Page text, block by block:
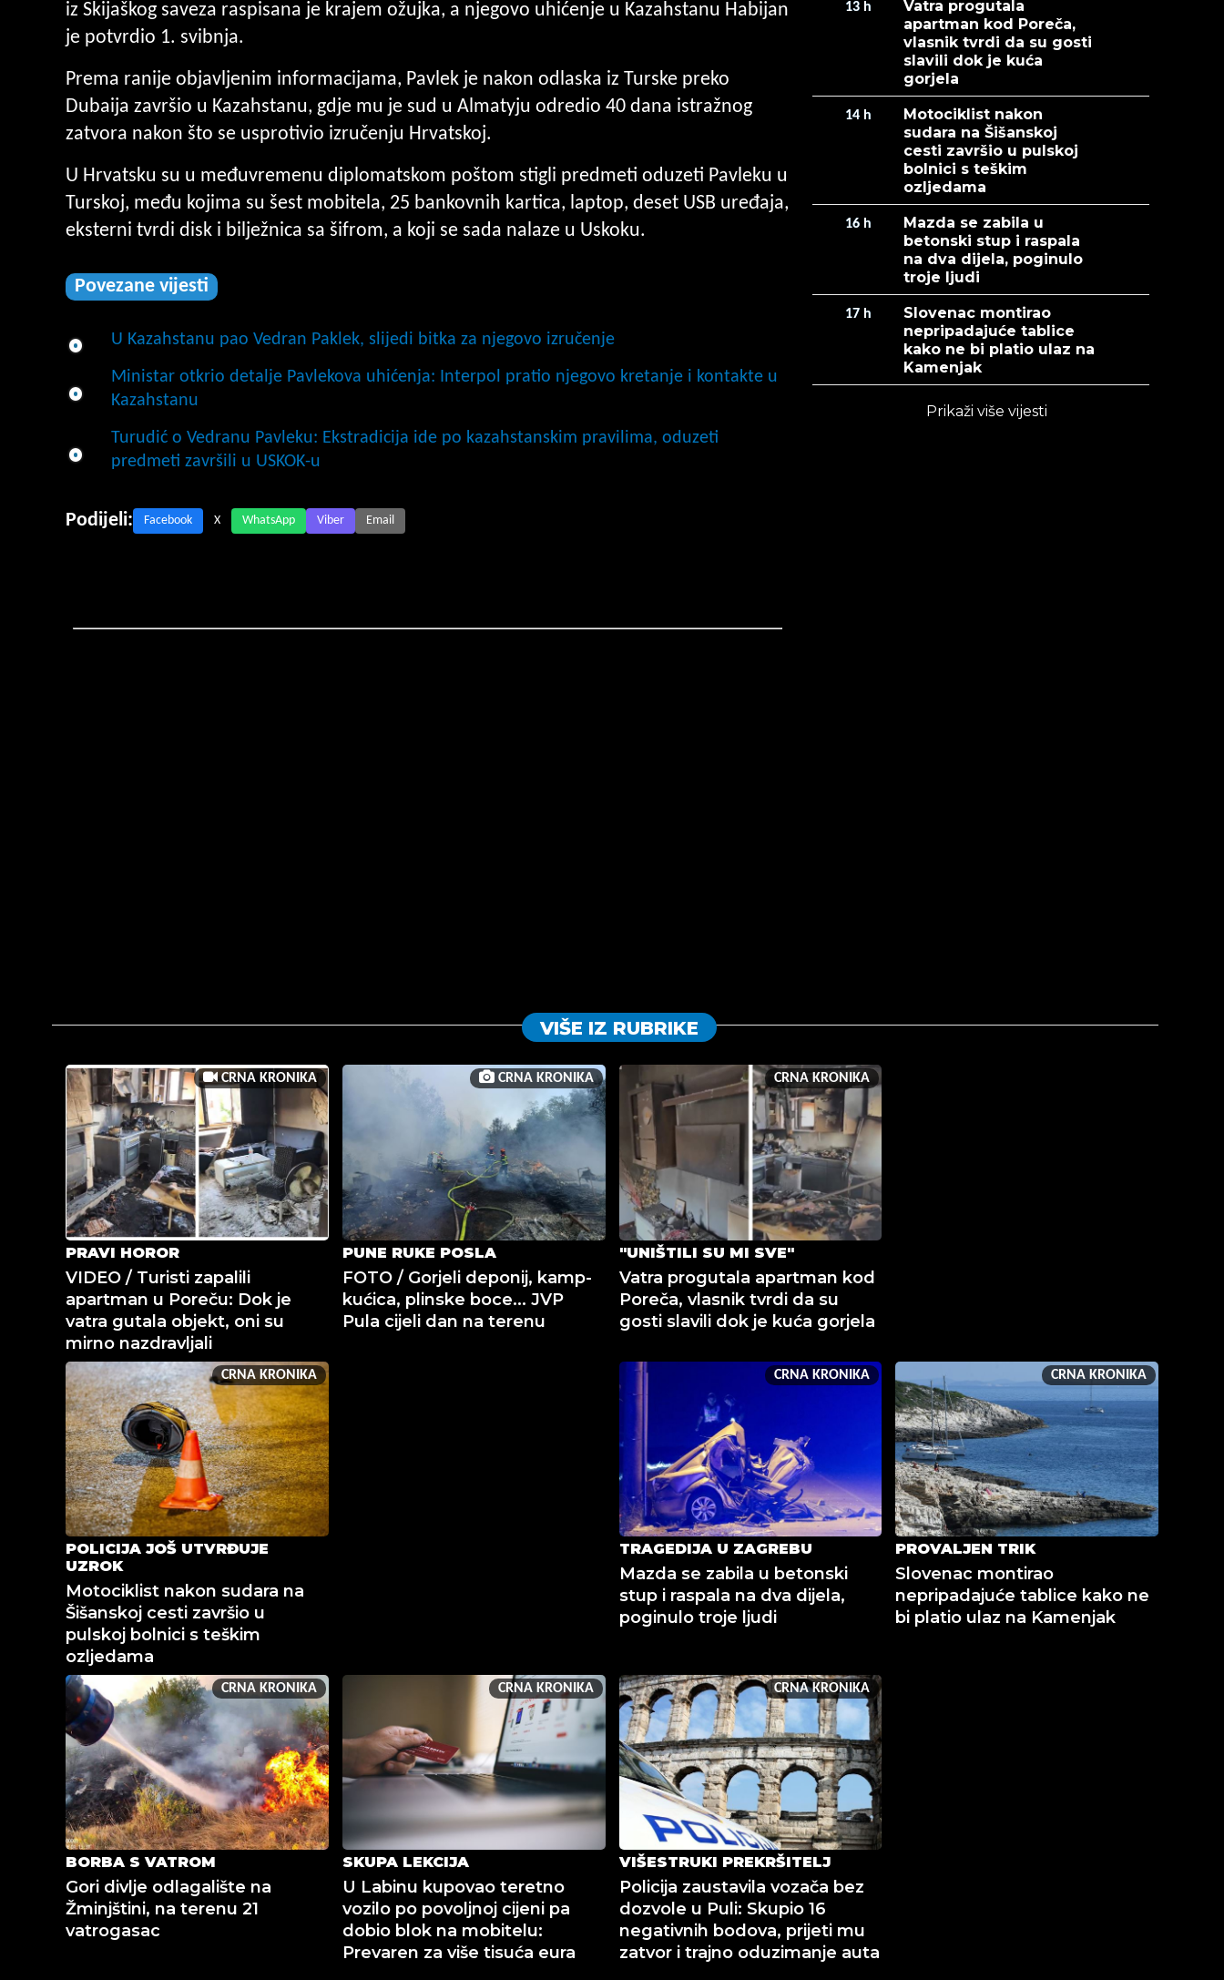
iz Skijaškog saveza raspisana je krajem ožujka, a njegovo uhićenje u Kazahstanu Habijan
je potvrdio 1. svibnja.
Prema ranije objavljenim informacijama, Pavlek je nakon odlaska iz Turske preko
Dubaija završio u Kazahstanu, gdje mu je sud u Almatyju odredio 40 dana istražnog
zatvora nakon što se usprotivio izručenju Hrvatskoj.
U Hrvatsku su u međuvremenu diplomatskom poštom stigli predmeti oduzeti Pavleku u
Turskoj, među kojima su šest mobitela, 25 bankovnih kartica, laptop, deset USB uređaja,
eksterni tvrdi disk i bilježnica sa šifrom, a koji se sada nalaze u Uskoku.
Povezane vijesti
U Kazahstanu pao Vedran Paklek, slijedi bitka za njegovo izručenje
Ministar otkrio detalje Pavlekova uhićenja: Interpol pratio njegovo kretanje i kontakte u
Kazahstanu
Turudić o Vedranu Pavleku: Ekstradicija ide po kazahstanskim pravilima, oduzeti
predmeti završili u USKOK-u
Podijeli: Facebook X WhatsApp Viber Email
13 h
Vatra progutala
apartman kod Poreča,
vlasnik tvrdi da su gosti
slavili dok je kuća
gorjela
14 h
Motociklist nakon
sudara na Šišanskoj
cesti završio u pulskoj
bolnici s teškim
ozljedama
16 h
Mazda se zabila u
betonski stup i raspala
na dva dijela, poginulo
troje ljudi
17 h
Slovenac montirao
nepripadajuće tablice
kako ne bi platio ulaz na
Kamenjak
Prikaži više vijesti
VIŠE IZ RUBRIKE
CRNA KRONIKA
PRAVI HOROR
VIDEO / Turisti zapalili
apartman u Poreču: Dok je
vatra gutala objekt, oni su
mirno nazdravljali
CRNA KRONIKA
PUNE RUKE POSLA
FOTO / Gorjeli deponij, kamp-
kućica, plinske boce... JVP
Pula cijeli dan na terenu
CRNA KRONIKA
"UNIŠTILI SU MI SVE"
Vatra progutala apartman kod
Poreča, vlasnik tvrdi da su
gosti slavili dok je kuća gorjela
CRNA KRONIKA
POLICIJA JOŠ UTVRĐUJE
UZROK
Motociklist nakon sudara na
Šišanskoj cesti završio u
pulskoj bolnici s teškim
ozljedama
CRNA KRONIKA
TRAGEDIJA U ZAGREBU
Mazda se zabila u betonski
stup i raspala na dva dijela,
poginulo troje ljudi
CRNA KRONIKA
PROVALJEN TRIK
Slovenac montirao
nepripadajuće tablice kako ne
bi platio ulaz na Kamenjak
CRNA KRONIKA
BORBA S VATROM
Gori divlje odlagalište na
Žminjštini, na terenu 21
vatrogasac
CRNA KRONIKA
SKUPA LEKCIJA
U Labinu kupovao teretno
vozilo po povoljnoj cijeni pa
dobio blok na mobitelu:
Prevaren za više tisuća eura
CRNA KRONIKA
VIŠESTRUKI PREKRŠITELJ
Policija zaustavila vozača bez
dozvole u Puli: Skupio 16
negativnih bodova, prijeti mu
zatvor i trajno oduzimanje auta